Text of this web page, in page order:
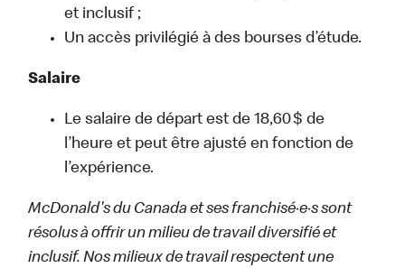
et inclusif ;
Un accès privilégié à des bourses d’étude.
Salaire
Le salaire de départ est de 18,60 $ de
l’heure et peut être ajusté en fonction de
l’expérience.
McDonald's du Canada et ses franchisé·e·s sont
résolus à offrir un milieu de travail diversifié et
inclusif. Nos milieux de travail respectent une